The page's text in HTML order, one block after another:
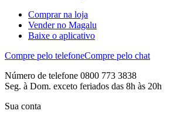
Comprar na loja
Vender no Magalu
Baixe o aplicativo
Compre pelo telefoneCompre pelo chat
Número de telefone 0800 773 3838
Seg. à Dom. exceto feriados das 8h às 20h
Sua conta